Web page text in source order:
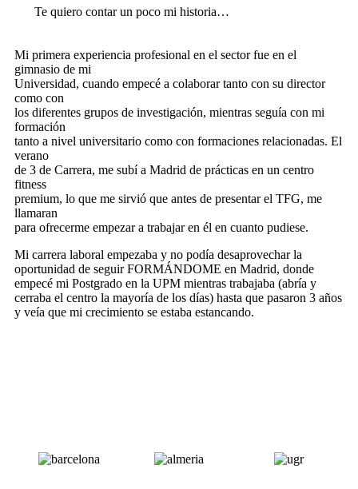
Te quiero contar un poco mi historia…
Mi primera experiencia profesional en el sector fue en el
gimnasio de mi
Universidad, cuando empecé a colaborar tanto con su director
como con
los diferentes grupos de investigación, mientras seguía con mi
formación
tanto a nivel universitario como con formaciones relacionadas. El
verano
de 3 de Carrera, me subí a Madrid de prácticas en un centro
fitness
premium, lo que me sirvió que antes de presentar el TFG, me
llamaran
para ofrecerme empezar a trabajar en él en cuanto pudiese.
Mi carrera laboral empezaba y no podía desaprovechar la
oportunidad de seguir FORMÁNDOME en Madrid, donde
empecé mi Postgrado en la UPM mientras trabajaba (abría y
cerraba el centro la mayoría de los días) hasta que pasaron 3 años
y veía que mi crecimiento se estaba estancando.